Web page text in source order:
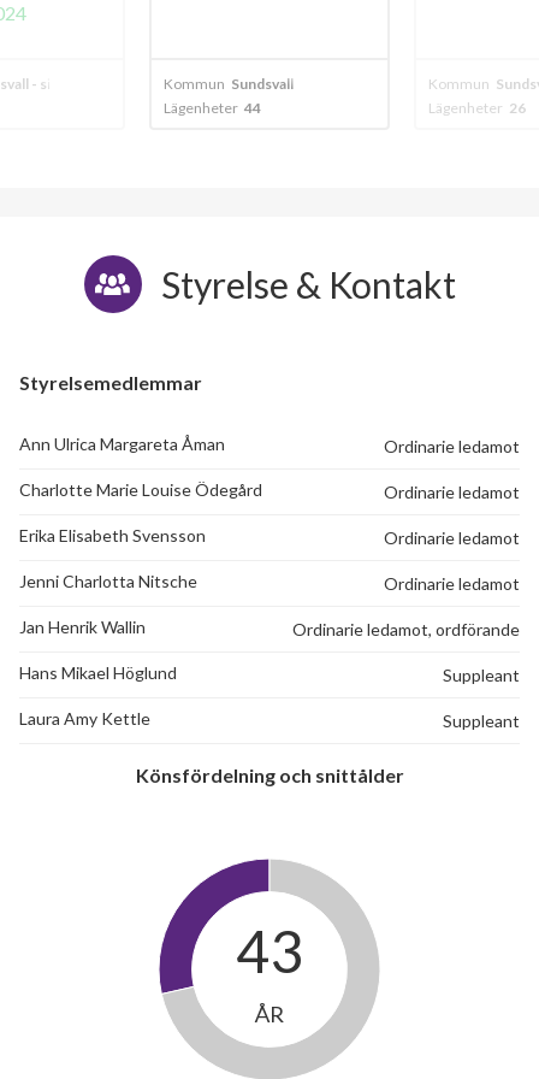
Kommun Sundsvall
Lägenheter 26
Kommun
Lägenheter 11
Styrelse & Kontakt
Styrelsemedlemmar
Ann Ulrica Margareta Åman Ordinarie ledamot
Charlotte Marie Louise Ödegård Ordinarie ledamot
Erika Elisabeth Svensson Ordinarie ledamot
Jenni Charlotta Nitsche Ordinarie ledamot
Jan Henrik Wallin Ordinarie ledamot, ordförande
Hans Mikael Höglund Suppleant
Laura Amy Kettle Suppleant
Könsfördelning och snittålder
43
ÅR